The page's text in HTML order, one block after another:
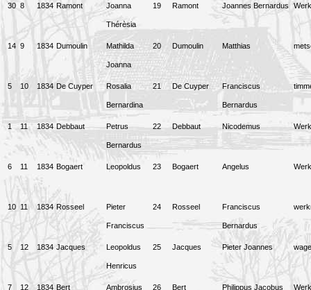
30 8 1834 Ramont Joanna
Thérèsia
19 Ramont Joannes Bernardus
14 9 1834 Dumoulin Mathilda
Joanna
20 Dumoulin Matthias
5 10 1834 De Cuyper Rosalia
Bernardina
21 De Cuyper Franciscus
Bernardus
1 11 1834 Debbaut Petrus
Bernardus
22 Debbaut Nicodemus
6 11 1834 Bogaert Leopoldus 23 Bogaert Angelus
10 11 1834 Rosseel Pieter
Franciscus
24 Rosseel Franciscus
Bernardus
5 12 1834 Jacques Leopoldus
Henricus
25 Jacques Pieter Joannes
7 12 1834 Bert Ambrosius 26 Bert Philippus Jacobus